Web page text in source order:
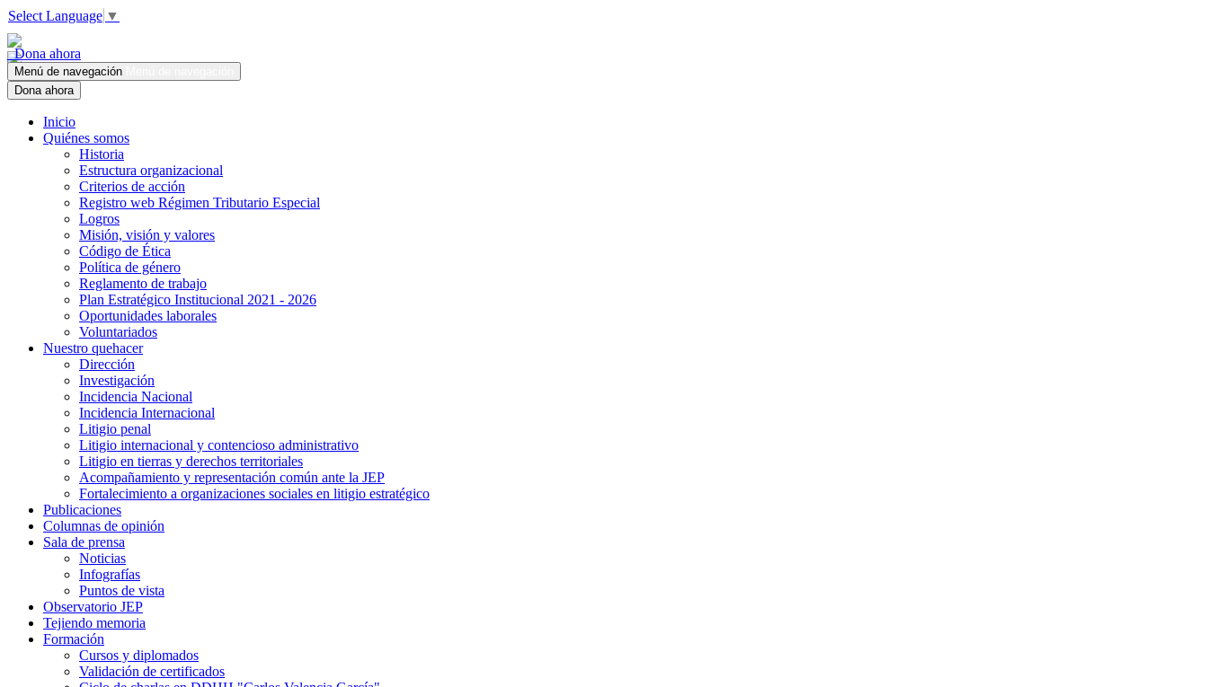
Select Language ▼
Dona ahora
Menú de navegación
Dona ahora
Inicio
Quiénes somos
Historia
Estructura organizacional
Criterios de acción
Registro web Régimen Tributario Especial
Logros
Misión, visión y valores
Código de Ética
Política de género
Reglamento de trabajo
Plan Estratégico Institucional 2021 - 2026
Oportunidades laborales
Voluntariados
Nuestro quehacer
Dirección
Investigación
Incidencia Nacional
Incidencia Internacional
Litigio penal
Litigio internacional y contencioso administrativo
Litigio en tierras y derechos territoriales
Acompañamiento y representación común ante la JEP
Fortalecimiento a organizaciones sociales en litigio estratégico
Publicaciones
Columnas de opinión
Sala de prensa
Noticias
Infografías
Puntos de vista
Observatorio JEP
Tejiendo memoria
Formación
Cursos y diplomados
Validación de certificados